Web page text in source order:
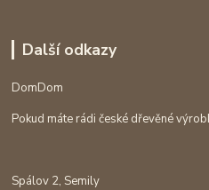
Další odkazy
DomDom
Pokud máte rádi české dřevěné
Spálov 2, Semily